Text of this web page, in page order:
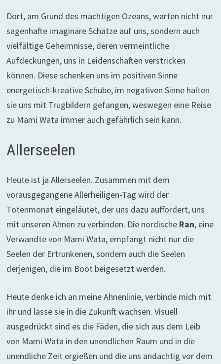
Dort, am Grund des mächtigen Ozeans, warten nicht nur
sagenhafte imaginäre Schätze auf uns, sondern auch
vielfältige Geheimnisse, deren vermeintliche
Aufdeckungen, uns in Leidenschaften verstricken
können. Diese schenken uns im positiven Sinne
energetisch-kreative Schübe, im negativen Sinne halten
sie uns mit Trugbildern gefangen, weswegen eine Reise
zu Mami Wata immer auch gefährlich sein kann.
Allerseelen
Heute ist ja Allerseelen. Zusammen mit dem
vorausgegangene Allerheiligen-Tag wird der
Totenmonat eingeläutet, der uns dazu auffordert, uns
mit unseren Ahnen zu verbinden. Die nordische Ran, eine
Verwandte von Mami Wata, empfängt nicht nur die
Seelen der Ertrunkenen, sondern auch die Seelen
derjenigen, die im Boot beigesetzt werden.
Heute denke ich an meine Ahnenlinie, verbinde mich mit
ihr und lasse sie in die Zukunft wachsen. Visuell
ausgedrückt sind es die Fäden, die sich aus dem Leib
von Mami Wata in den unendlichen Raum und in die
unendliche Zeit ergießen und die uns andächtig vor dem